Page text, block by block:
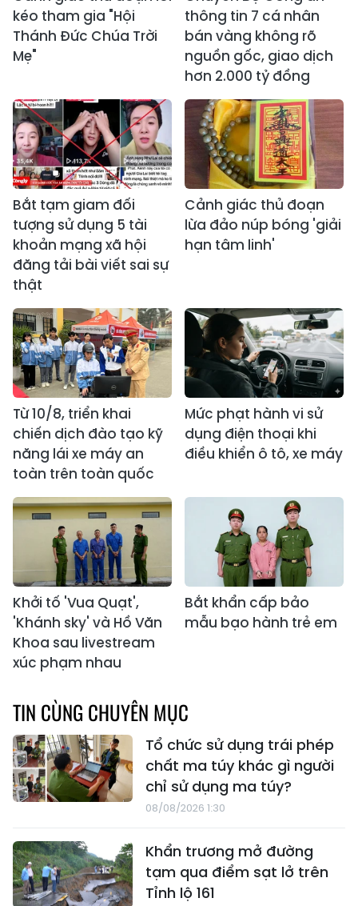
kéo tham gia "Hội
Thánh Đức Chúa Trời
Mẹ"
thông tin 7 cá nhân
bán vàng không rõ
nguồn gốc, giao dịch
hơn 2.000 tỷ đồng
Bắt tạm giam đối
tượng sử dụng 5 tài
khoản mạng xã hội
đăng tải bài viết sai sự
thật
Cảnh giác thủ đoạn
lừa đảo núp bóng 'giải
hạn tâm linh'
Từ 10/8, triển khai
chiến dịch đào tạo kỹ
năng lái xe máy an
toàn trên toàn quốc
Mức phạt hành vi sử
dụng điện thoại khi
điều khiển ô tô, xe máy
Khởi tố 'Vua Quạt',
'Khánh sky' và Hồ Văn
Khoa sau livestream
xúc phạm nhau
Bắt khẩn cấp bảo
mẫu bạo hành trẻ em
TIN CÙNG CHUYÊN MỤC
Tổ chức sử dụng trái phép
chất ma túy khác gì người
chỉ sử dụng ma túy?
08/08/2026 1:30
Khẩn trương mở đường
tạm qua điểm sạt lở trên
Tỉnh lộ 161